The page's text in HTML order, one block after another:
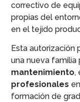
correctivo de
propias del
en el tejido
Esta autorización
una nueva familia
mantenimiento,
profesionales
formación de